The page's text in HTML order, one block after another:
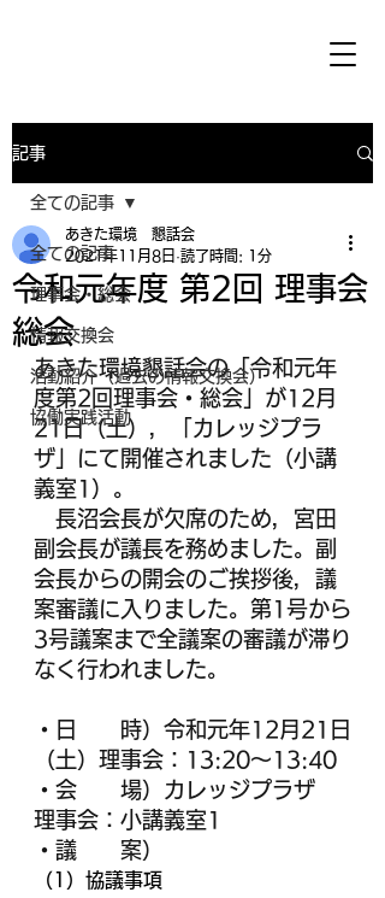
記事
全ての記事
理事会・総会
情報交換会
活動紹介（過去の情報交換会）
協働実践活動
全ての記事
令和元年度 第2回 理事会
総会
あきた環境 懇話会
2021年11月8日 読了時間: 1分
あきた環境懇話会の「令和元年
度第2回理事会・総会」が12月
21日（土），「カレッジプラ
ザ」にて開催されました（小講
義室1）。
長沼会長が欠席のため，宮田
副会長が議長を務めました。副
会長からの開会のご挨拶後，議
案審議に入りました。第1号から
3号議案まで全議案の審議が滞り
なく行われました。
・日　　時）令和元年12月21日
（土）理事会：13:20～13:40
・会　　場）カレッジプラザ
理事会：小講義室1
・議　　案）
（1）協議事項